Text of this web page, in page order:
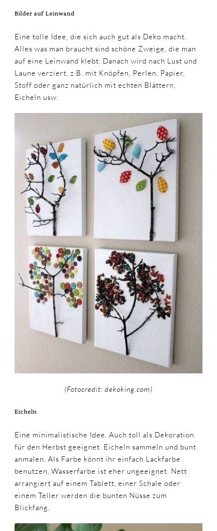
Bilder auf Leinwand
Eine tolle Idee, die sich auch gut als Deko macht.
Alles was man braucht sind schöne Zweige, die man
auf eine Leinwand klebt. Danach wird nach Lust und
Laune verziert, z.B. mit Knöpfen, Perlen, Papier,
Stoff oder ganz natürlich mit echten Blättern,
Eicheln usw.
(Fotocredit: dekoking.com)
Eicheln
Eine minimalistische Idee. Auch toll als Dekoration
für den Herbst geeignet. Eicheln sammeln und bunt
anmalen. Als Farbe könnt ihr einfach Lackfarbe
benutzen, Wasserfarbe ist eher ungeeignet. Nett
arrangiert auf einem Tablett, einer Schale oder
einem Teller werden die bunten Nüsse zum
Blickfang.